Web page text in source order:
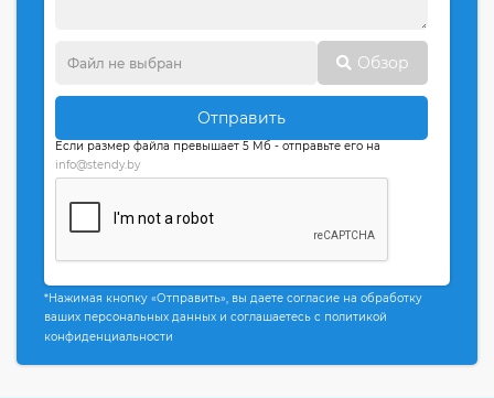
Обзор
Отправить
Если размер файла превышает 5 Мб - отправьте его на
info@stendy.by
*Нажимая кнопку «Отправить», вы даете согласие на обработку
ваших персональных данных и соглашаетесь с политикой
конфиденциальности